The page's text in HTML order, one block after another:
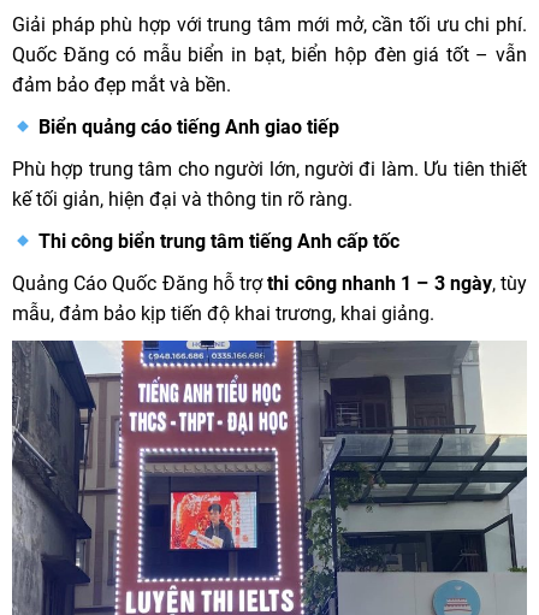
Giải pháp phù hợp với trung tâm mới mở, cần tối ưu chi phí.
Quốc Đăng có mẫu biển in bạt, biển hộp đèn giá tốt – vẫn
đảm bảo đẹp mắt và bền.
Biển quảng cáo tiếng Anh giao tiếp
Phù hợp trung tâm cho người lớn, người đi làm. Ưu tiên thiết
kế tối giản, hiện đại và thông tin rõ ràng.
Thi công biển trung tâm tiếng Anh cấp tốc
Quảng Cáo Quốc Đăng hỗ trợthi công nhanh 1 – 3 ngày, tùy
mẫu, đảm bảo kịp tiến độ khai trương, khai giảng.